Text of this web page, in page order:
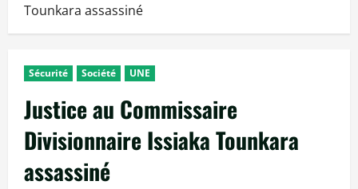
Tounkara assassiné
Sécurité Société UNE
Justice au Commissaire
Divisionnaire Issiaka Tounkara
assassiné